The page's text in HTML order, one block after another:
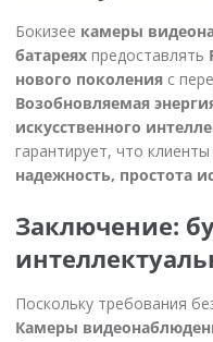
Бокизее камеры
батареях предоставлять
нового поколения с
Возобновляемая
искусственного
гарантирует, что
надежность, простота
Заключение:
Поскольку требования
Камеры